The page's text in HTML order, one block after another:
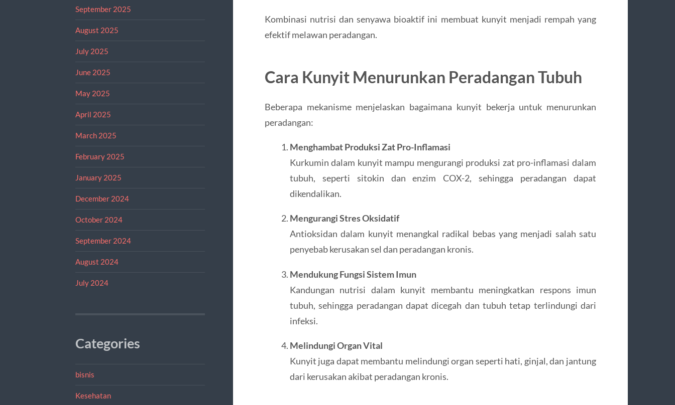
September 2025
August 2025
July 2025
June 2025
May 2025
April 2025
March 2025
February 2025
January 2025
December 2024
October 2024
September 2024
August 2024
July 2024
Categories
bisnis
Kesehatan
Kombinasi nutrisi dan senyawa bioaktif ini membuat kunyit menjadi rempah yang
efektif melawan peradangan.
Cara Kunyit Menurunkan Peradangan Tubuh
Beberapa mekanisme menjelaskan bagaimana kunyit bekerja untuk menurunkan
peradangan:
Menghambat Produksi Zat Pro-Inflamasi
Kurkumin dalam kunyit mampu mengurangi produksi zat pro-inflamasi dalam
tubuh, seperti sitokin dan enzim COX-2, sehingga peradangan dapat
dikendalikan.
Mengurangi Stres Oksidatif
Antioksidan dalam kunyit menangkal radikal bebas yang menjadi salah satu
penyebab kerusakan sel dan peradangan kronis.
Mendukung Fungsi Sistem Imun
Kandungan nutrisi dalam kunyit membantu meningkatkan respons imun
tubuh, sehingga peradangan dapat dicegah dan tubuh tetap terlindungi dari
infeksi.
Melindungi Organ Vital
Kunyit juga dapat membantu melindungi organ seperti hati, ginjal, dan jantung
dari kerusakan akibat peradangan kronis.